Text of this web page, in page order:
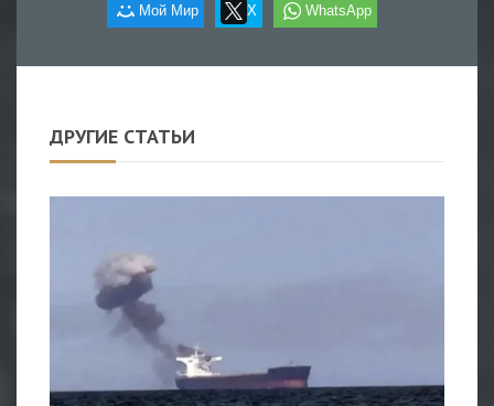
Мой Мир X WhatsApp
ДРУГИЕ СТАТЬИ